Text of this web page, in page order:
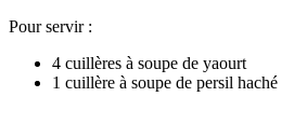
Pour servir :
4 cuillères à soupe de yaourt
1 cuillère à soupe de persil haché